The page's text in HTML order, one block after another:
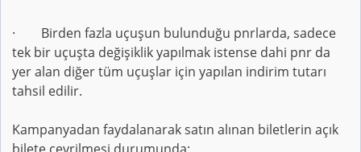
· Birden fazla uçuşun bulunduğu pnrlarda, sadece
tek bir uçuşta değişiklik yapılmak istense dahi pnr da
yer alan diğer tüm uçuşlar için yapılan indirim tutarı
tahsil edilir.
Kampanyadan faydalanarak satın alınan biletlerin açık